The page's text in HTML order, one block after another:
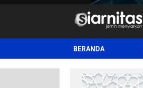
siarnitas
Jernih Menyiarkan
BERANDA